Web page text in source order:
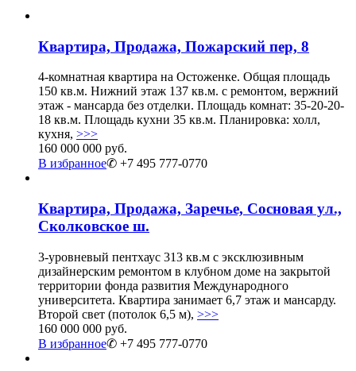
Квартира, Продажа, Пожарский пер, 8
4-комнатная квартира на Остоженке. Общая площадь
150 кв.м. Нижний этаж 137 кв.м. с ремонтом, вержний
этаж - мансарда без отделки. Площадь комнат: 35-20-20-
18 кв.м. Площадь кухни 35 кв.м. Планировка: холл,
кухня, >>>
160 000 000 руб.
В избранное✆ +7 495 777-0770
Квартира, Продажа, Заречье, Сосновая ул.,
Сколковское ш.
3-уровневый пентхаус 313 кв.м с эксклюзивным
дизайнерским ремонтом в клубном доме на закрытой
территории фонда развития Международного
университета. Квартира занимает 6,7 этаж и мансарду.
Второй свет (потолок 6,5 м), >>>
160 000 000 руб.
В избранное✆ +7 495 777-0770